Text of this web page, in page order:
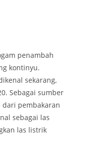
penambah
kontinyu.
sekarang,
Sebagai sumber
dari pembakaran
sebagai las
las listrik